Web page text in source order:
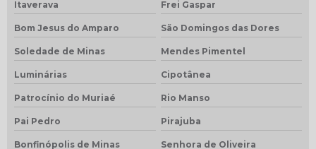
Itaverava Frei Gaspar
Bom Jesus do Amparo São Domingos das Dores
Soledade de Minas Mendes Pimentel
Luminárias Cipotânea
Patrocínio do Muriaé Rio Manso
Pai Pedro Pirajuba
Bonfinópolis de Minas Senhora de Oliveira